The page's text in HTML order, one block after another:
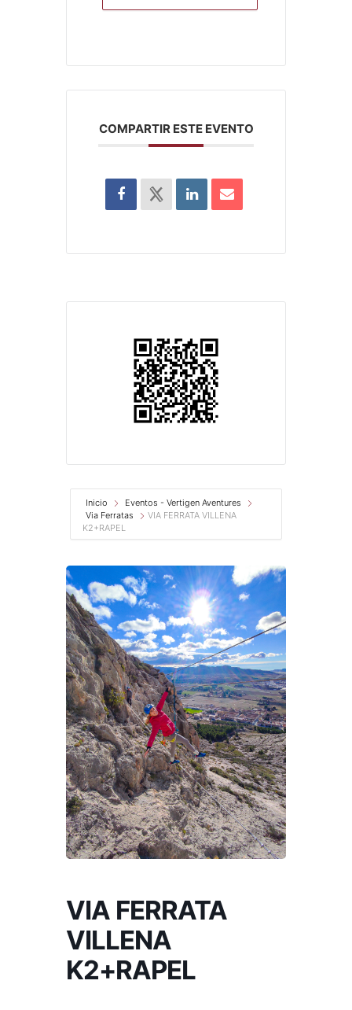
COMPARTIR ESTE EVENTO
Inicio
Eventos - Vertigen Aventures
Via Ferratas
VIA FERRATA VILLENA
K2+RAPEL
VIA FERRATA
VILLENA
K2+RAPEL